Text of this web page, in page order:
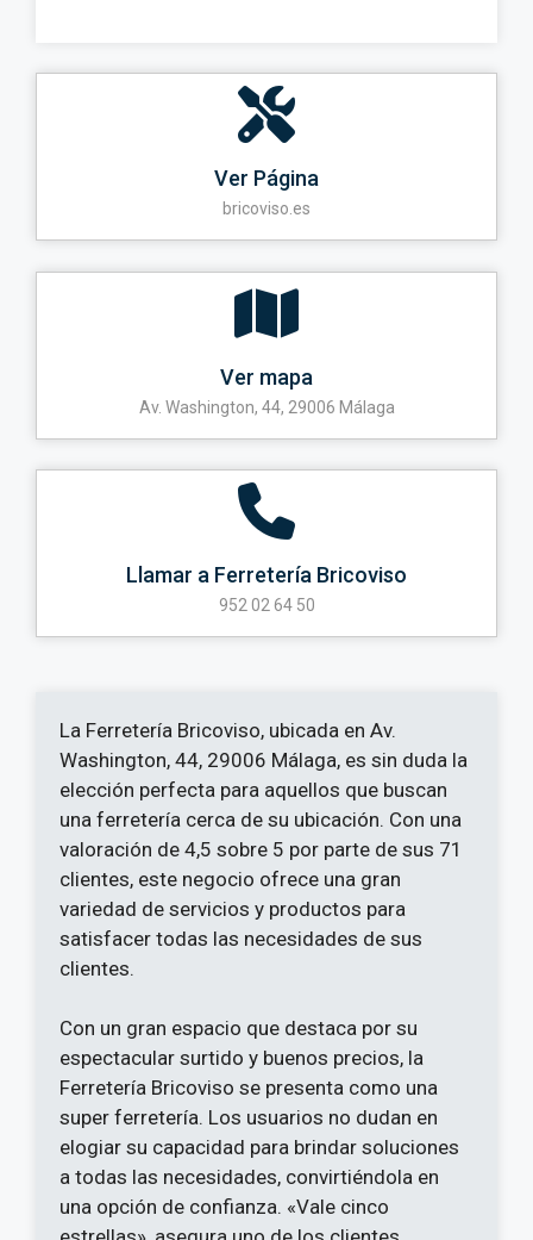
Ver Página
bricoviso.es
Ver mapa
Av. Washington, 44, 29006 Málaga
Llamar a Ferretería Bricoviso
952 02 64 50
La Ferretería Bricoviso, ubicada en Av.
Washington, 44, 29006 Málaga, es sin duda la
elección perfecta para aquellos que buscan
una ferretería cerca de su ubicación. Con una
valoración de 4,5 sobre 5 por parte de sus 71
clientes, este negocio ofrece una gran
variedad de servicios y productos para
satisfacer todas las necesidades de sus
clientes.
Con un gran espacio que destaca por su
espectacular surtido y buenos precios, la
Ferretería Bricoviso se presenta como una
super ferretería. Los usuarios no dudan en
elogiar su capacidad para brindar soluciones
a todas las necesidades, convirtiéndola en
una opción de confianza. «Vale cinco